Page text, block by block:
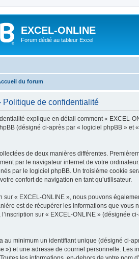
EXCEL-ONLINE
Forum dédié au tableur Excel
du forum
Politique de confidentialité
explique en détail comment « EXCEL-
(désigné ci-après par « logiciel phpBB » et
de deux manières différentes.
par le navigateur internet de votre
par le logiciel phpBB. Un troisième cookie
confort de navigation en tant qu’utilisateur.
sur « EXCEL-ONLINE », nous pouvons
est de récupérer les informations que
l’inscription sur « EXCEL-ONLINE » (désignée
au minimum un identifiant unique (désigné ci-
») et une adresse de courriel personnelle. Les